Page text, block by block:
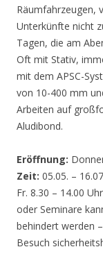
Räumfahrzeugen,
Unterkünfte nicht
Tagen, die am
Oft mit Stativ,
mit dem APSC-
von 10-400 mm
Arbeiten auf
Aludibond.
Eröffnung:
Zeit: 05.05. –
Fr. 8.30 – 14.00
oder Seminare
behindert werden
Besuch